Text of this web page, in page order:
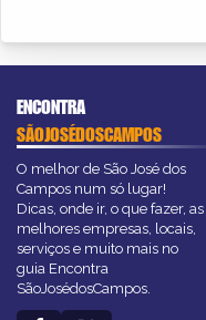
ENCONTRA
SÃOJOSÉDOSCAMPOS
O melhor de São José dos
Campos num só lugar!
Dicas, onde ir, o que fazer, as
melhores empresas, locais,
serviços e muito mais no
guia Encontra
SãoJosédosCampos.